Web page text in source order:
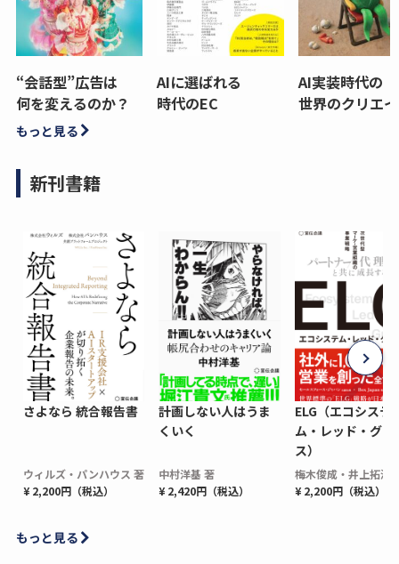
“会話型”広告は
何を変えるのか？
AIに選ばれる
時代のEC
AI実装時代の
世界のクリエ
もっと見る
新刊書籍
さよなら 統合報告書
ウィルズ・パンハウス 著
¥ 2,200円（税込）
計画しない人はうま
くいく
中村洋基 著
¥ 2,420円（税込）
ELG（エコシステ
ム・レッド・グロ
ス）
梅木俊成・井上拓海
¥ 2,200円（税込）
もっと見る